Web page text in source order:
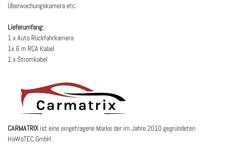
Überwachungskamera etc.
Lieferumfang:
1 x Auto Rückfahrkamera
1x 6 m RCA Kabel
1 x Stromkabel
CARMATRIX ist eine eingetragene Marke der im Jahre 2010 gegründeten
HaWoTEC GmbH.